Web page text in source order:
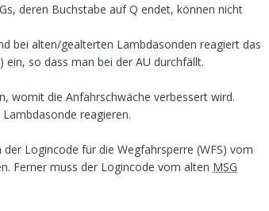
deren Buchstabe auf Q endet, können nicht
bei alten/gealterten Lambdasonden reagiert das
so dass man bei der AU durchfällt.
womit die Anfahrschwäche verbessert wird.
reagieren.
Logincode für die Wegfahrsperre (WFS) vom
Ferner muss der Logincode vom alten MSG